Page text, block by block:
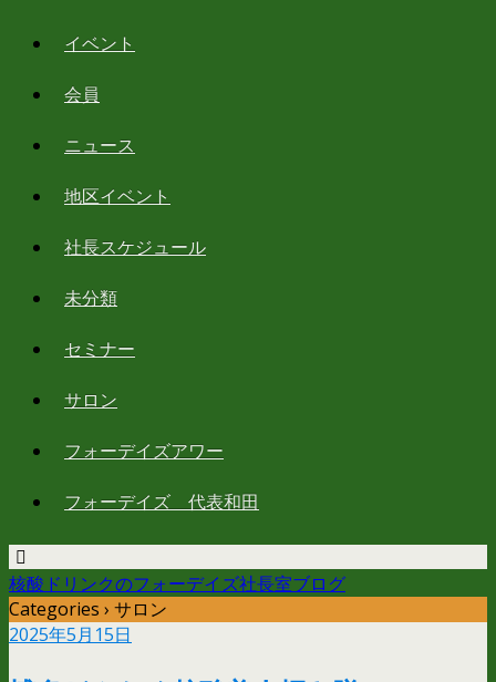
イベント
会員
ニュース
地区イベント
社長スケジュール
未分類
セミナー
サロン
フォーデイズアワー
フォーデイズ 代表和田
核酸ドリンクのフォーデイズ社長室ブログ
Categories › サロン
2025年5月15日